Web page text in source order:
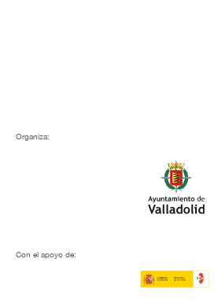
Organiza:
Con el apoyo de: